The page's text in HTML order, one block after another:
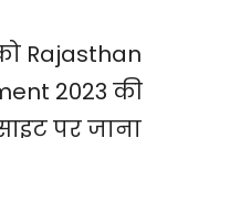
Rajasthan
2023 की
पर जाना